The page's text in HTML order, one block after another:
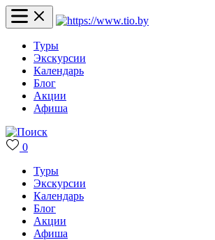
Туры
Экскурсии
Календарь
Блог
Акции
Афиша
0
Туры
Экскурсии
Календарь
Блог
Акции
Афиша